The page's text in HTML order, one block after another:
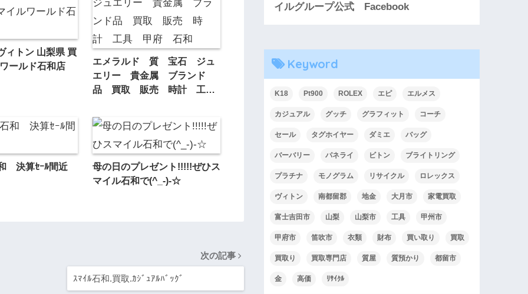
ィトン 山梨県 買
ールド石和店
エメラルド 質 宝石 ジュ
エリー 貴金属 ブランド
品 買取 販売 時計 工
決算ｾｰﾙ間近
母の日のプレゼント!!!!!ぜひス
マイル石和で(^_-)-☆
次の記事
ｽﾏｲﾙ石和.買取.ｶｼﾞｭｱﾙﾊﾞｯｸﾞ
イルグループ公式 Facebook
Keyword
K18 Pt900 ROLEX エピ エルメス
カジュアル グッチ グラフィット コーチ
セール タグホイヤー ダミエ バッグ
バーバリー パネライ ビトン ブライトリング
プラチナ モノグラム リサイクル ロレックス
ヴィトン 南都留郡 地金 大月市 家電買取
富士吉田市 山梨 山梨市 工具 甲州市
甲府市 笛吹市 衣類 財布 買い取り 買取
買取り 買取専門店 質屋 質預かり 都留市
金 高価 ﾘｻｲｸﾙ